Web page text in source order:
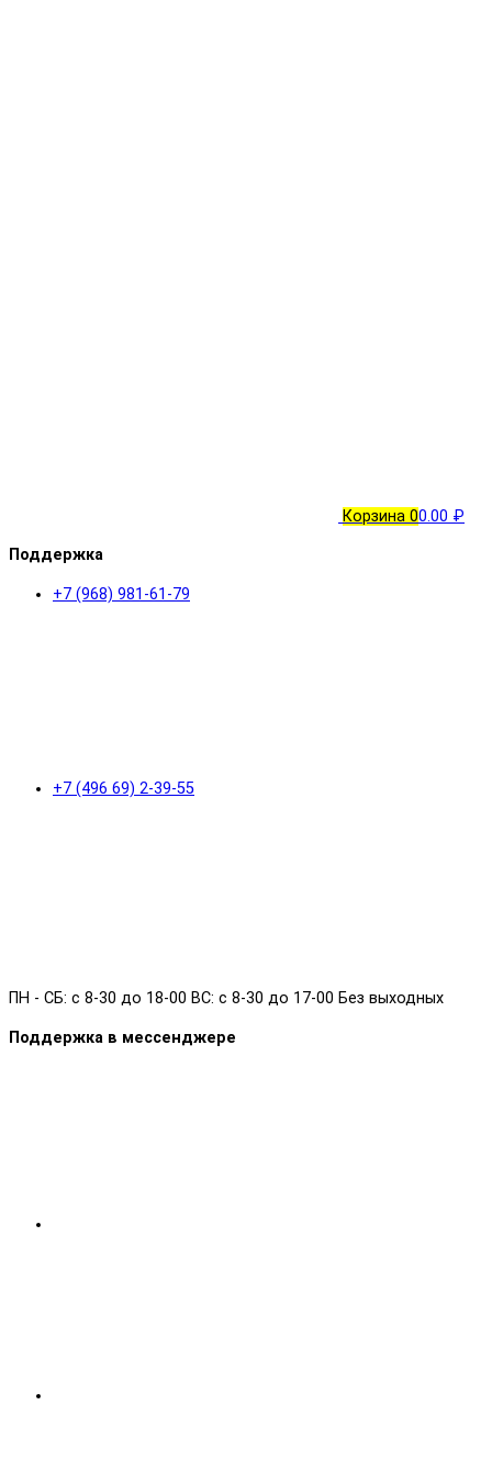
Корзина 00.00 ₽
Поддержка
+7 (968) 981-61-79
+7 (496 69) 2-39-55
ПН - СБ: с 8-30 до 18-00 ВС: с 8-30 до 17-00 Без выходных
Поддержка в мессенджере